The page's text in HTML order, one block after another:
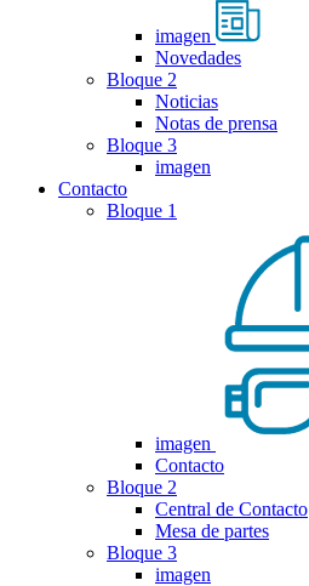
imagen
Novedades
Bloque 2
Noticias
Notas de prensa
Bloque 3
imagen
Contacto
Bloque 1
imagen
Contacto
Bloque 2
Central de Contacto
Mesa de partes
Bloque 3
imagen